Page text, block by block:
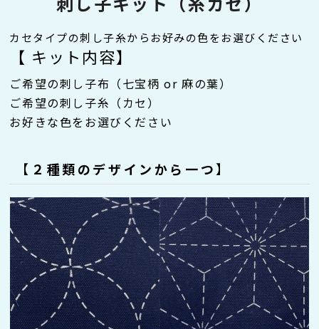
カセタイプの刺し子糸からお好みの色をお選びください
【 キット内容】
ご希望の刺し子布（七宝柄 or 麻の葉）
ご希望の刺し子糸（カセ）
お好きな色をお選びください
【 ２種類のデザインから一つ】